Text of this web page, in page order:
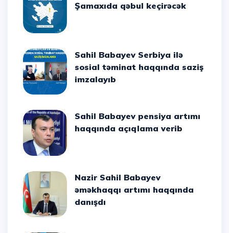
Şamaxıda qəbul keçirəcək
Sahil Babayev Serbiya ilə
sosial təminat haqqında saziş
imzalayıb
Sahil Babayev pensiya artımı
haqqında açıqlama verib
Nazir Sahil Babayev
əməkhaqqı artımı haqqında
danışdı